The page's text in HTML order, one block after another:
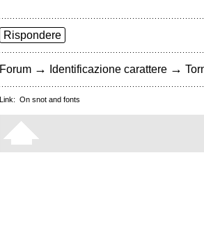
Rispondere
Forum → Identificazione carattere →
Link: On snot and fonts